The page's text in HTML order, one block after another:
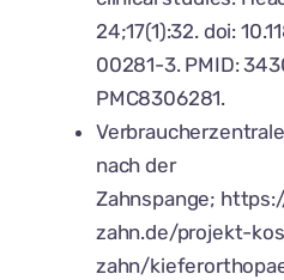
24;17(1):32. doi:
00281-3. PMID:
PMC8306281.
nach der
Zahnspange;
zahn.de/projekt-
zahn/